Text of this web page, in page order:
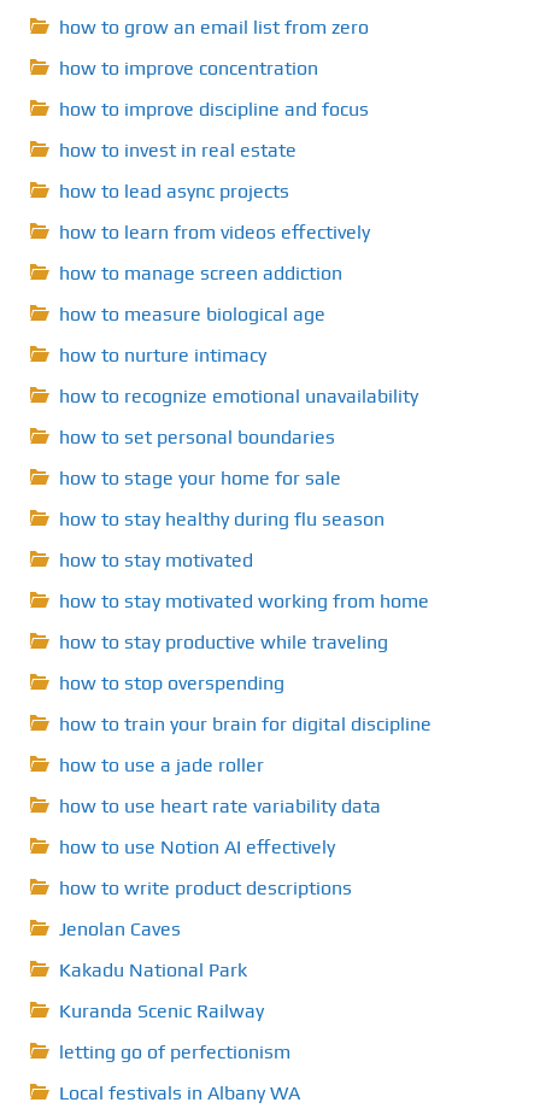
how to grow an email list from zero
how to improve concentration
how to improve discipline and focus
how to invest in real estate
how to lead async projects
how to learn from videos effectively
how to manage screen addiction
how to measure biological age
how to nurture intimacy
how to recognize emotional unavailability
how to set personal boundaries
how to stage your home for sale
how to stay healthy during flu season
how to stay motivated
how to stay motivated working from home
how to stay productive while traveling
how to stop overspending
how to train your brain for digital discipline
how to use a jade roller
how to use heart rate variability data
how to use Notion AI effectively
how to write product descriptions
Jenolan Caves
Kakadu National Park
Kuranda Scenic Railway
letting go of perfectionism
Local festivals in Albany WA